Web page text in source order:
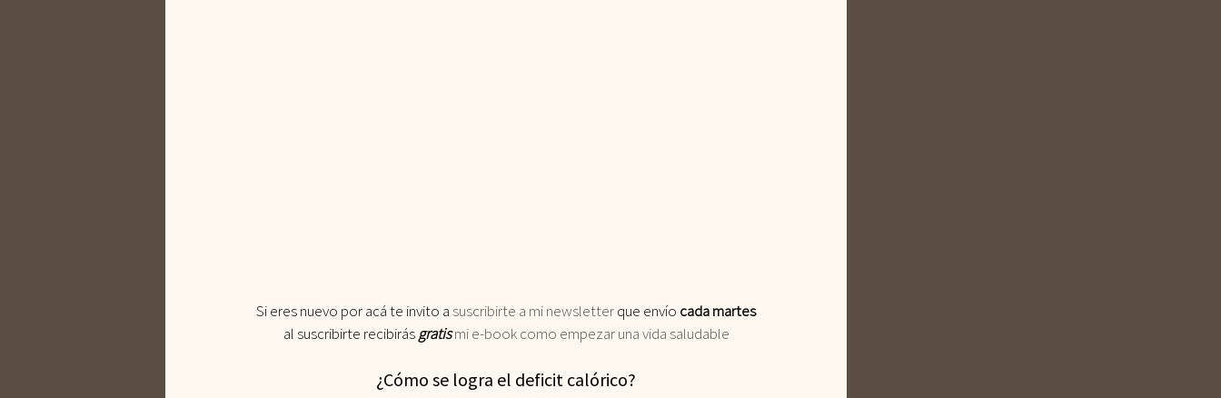
Si eres nuevo por acá te invito a suscribirte a mi newsletter que envío cada martes
al suscribirte recibirás gratis mi e-book como empezar una vida saludable
¿Cómo se logra el deficit calórico?